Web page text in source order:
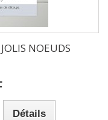
NOEUDS
Détails